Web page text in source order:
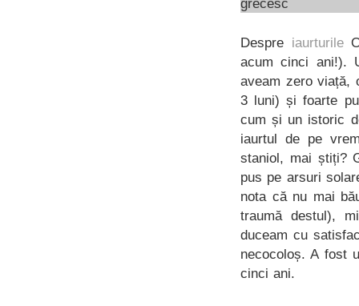
Despre iaurturile
acum cinci ani!).
aveam zero viață,
3 luni) și foarte
cum și un istoric
iaurtul de pe
staniol, mai știți?
pus pe arsuri
nota că nu mai
traumă destul),
duceam cu
necocoloș. A fost
cinci ani.